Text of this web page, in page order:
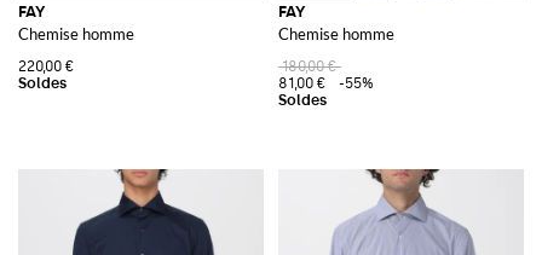
FAY
Chemise homme
220,00 €
FAY
Chemise homme
180,00 €
81,00 €
-55%